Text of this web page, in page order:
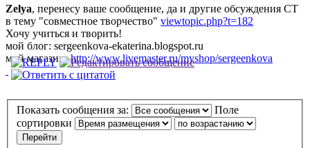
Zelya, перенесу ваше сообщение, да и другие обсуждения СТ
в тему "совместное творчество" viewtopic.php?t=182
Хочу учиться и творить!
мой блог: sergeenkova-ekaterina.blogspot.ru
мой магазин:http://www.livemaster.ru/myshop/sergeenkova
Показать сообщения за:
Поле
сортировки